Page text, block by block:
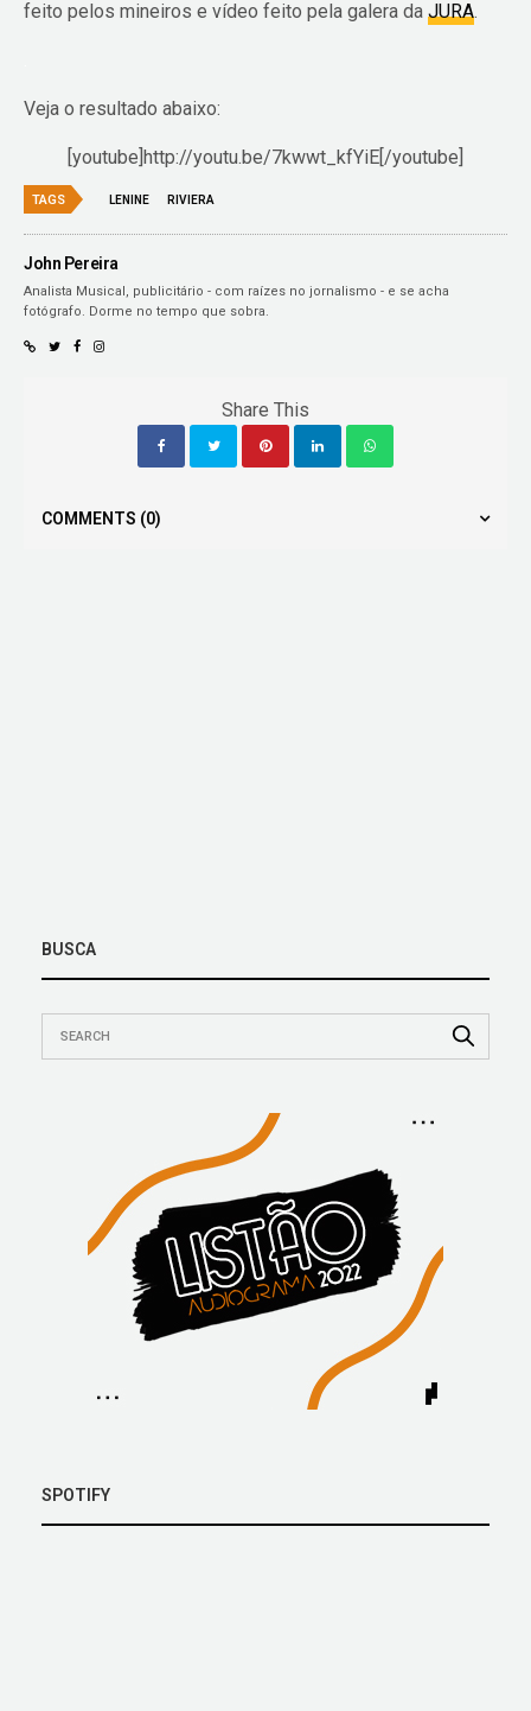
feito pelos mineiros e vídeo feito pela galera daJURA.
Veja o resultado abaixo:
[youtube]http://youtu.be/7kwwt_kfYiE[/youtube]
TAGS LENINE RIVIERA
John Pereira
Analista Musical, publicitário - com raízes no jornalismo - e se acha
fotógrafo. Dorme no tempo que sobra.
Share This
COMMENTS (0)
BUSCA
SPOTIFY